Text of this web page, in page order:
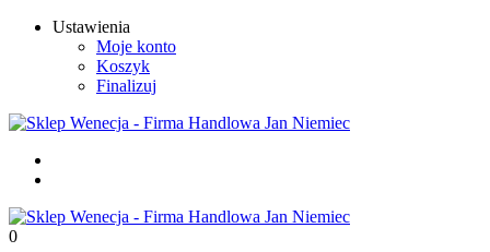
Ustawienia
Moje konto
Koszyk
Finalizuj
0